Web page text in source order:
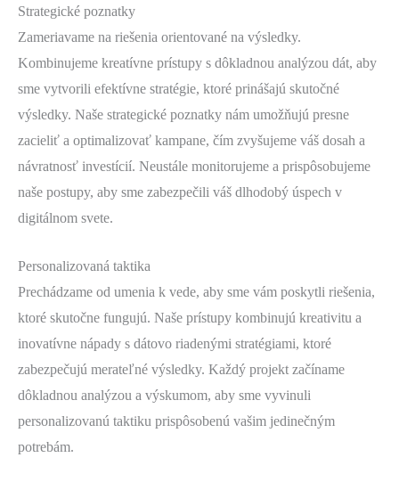
Strategické poznatky
Zameriavame na riešenia orientované na výsledky.
Kombinujeme kreatívne prístupy s dôkladnou analýzou dát, aby
sme vytvorili efektívne stratégie, ktoré prinášajú skutočné
výsledky. Naše strategické poznatky nám umožňujú presne
zacieliť a optimalizovať kampane, čím zvyšujeme váš dosah a
návratnosť investícií. Neustále monitorujeme a prispôsobujeme
naše postupy, aby sme zabezpečili váš dlhodobý úspech v
digitálnom svete.
Personalizovaná taktika
Prechádzame od umenia k vede, aby sme vám poskytli riešenia,
ktoré skutočne fungujú. Naše prístupy kombinujú kreativitu a
inovatívne nápady s dátovo riadenými stratégiami, ktoré
zabezpečujú merateľné výsledky. Každý projekt začíname
dôkladnou analýzou a výskumom, aby sme vyvinuli
personalizovanú taktiku prispôsobenú vašim jedinečným
potrebám.